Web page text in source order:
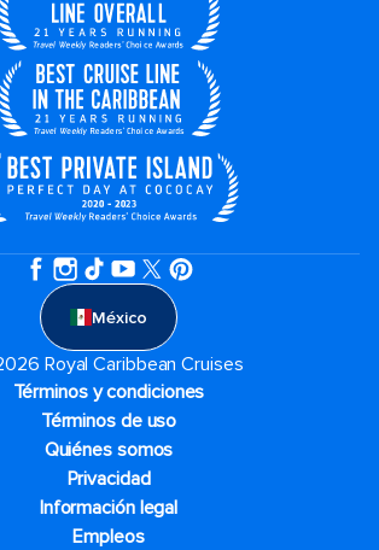
México
Royal Caribbean Cruises
Términos y condiciones
Términos de uso
Quiénes somos
Privacidad
Información legal
Empleos